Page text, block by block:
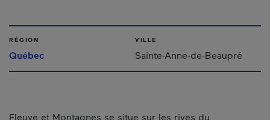
RÉGION
Québec
VILLE
Sainte-Anne-de-Beaupré
Fleuve et Montagnes se situe sur les rives du